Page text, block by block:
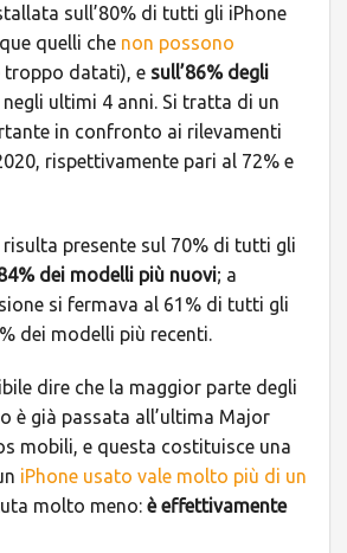
sull’80% di tutti gli iPhone
quelli che non possono
troppo datati), e sull’86% degli
ultimi 4 anni. Si tratta di un
in confronto ai rilevamenti
rispettivamente pari al 72% e
risulta presente sul 70% di tutti gli
dei modelli più nuovi; a
si fermava al 61% di tutti gli
dei modelli più recenti.
dire che la maggior parte degli
è già passata all’ultima Major
mobili, e questa costituisce una
iPhone usato vale molto più di un
molto meno: è effettivamente